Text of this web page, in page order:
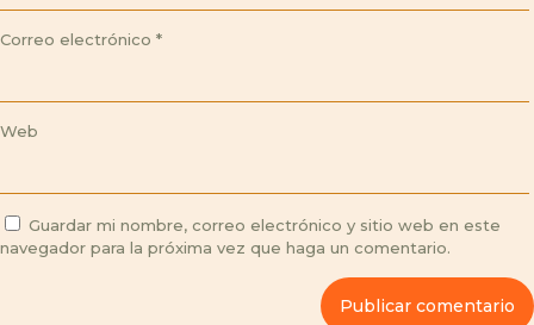
Correo electrónico *
Web
Guardar mi nombre, correo electrónico y sitio web en este
navegador para la próxima vez que haga un comentario.